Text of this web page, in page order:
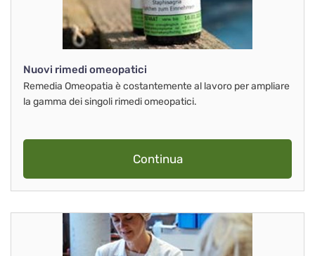
Nuovi rimedi omeopatici
Remedia Omeopatia è costantemente al lavoro per ampliare
la gamma dei singoli rimedi omeopatici.
Continua